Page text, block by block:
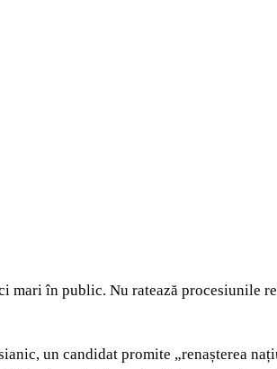
în public. Nu ratează procesiunile
un candidat promite „renașterea